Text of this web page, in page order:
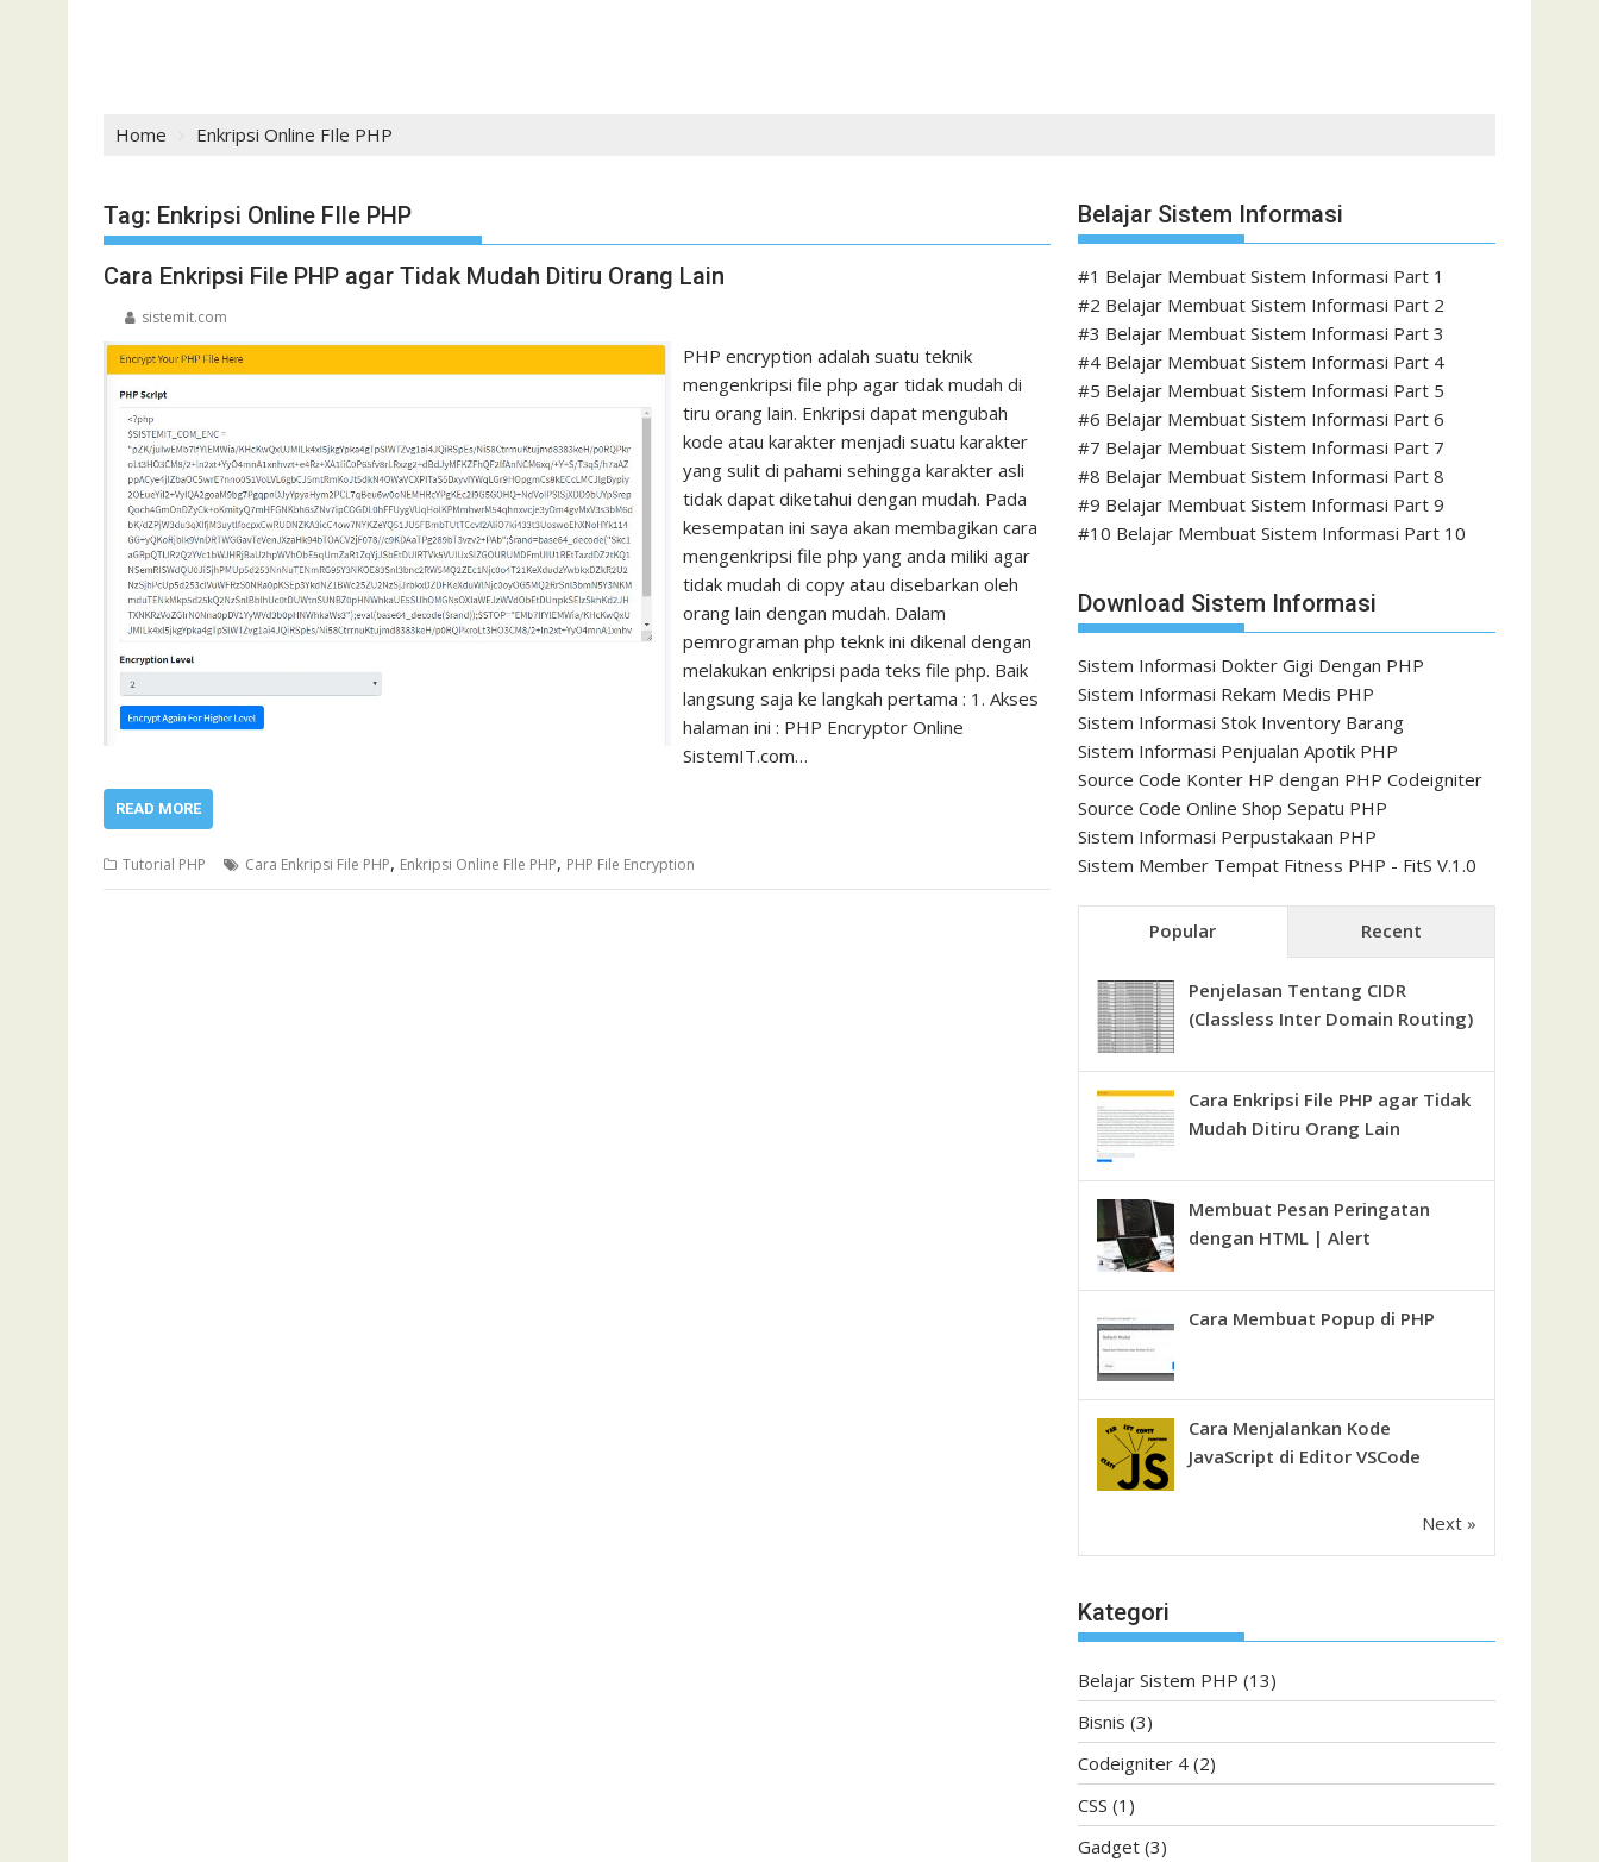
Home Enkripsi Online FIle PHP
Tag: Enkripsi Online FIle PHP
Cara Enkripsi File PHP agar Tidak Mudah Ditiru Orang Lain
sistemit.com
PHP encryption adalah suatu teknik
mengenkripsi file php agar tidak mudah di
tiru orang lain. Enkripsi dapat mengubah
kode atau karakter menjadi suatu karakter
yang sulit di pahami sehingga karakter asli
tidak dapat diketahui dengan mudah. Pada
kesempatan ini saya akan membagikan cara
mengenkripsi file php yang anda miliki agar
tidak mudah di copy atau disebarkan oleh
orang lain dengan mudah. Dalam
pemrograman php teknk ini dikenal dengan
melakukan enkripsi pada teks file php. Baik
langsung saja ke langkah pertama : 1. Akses
halaman ini : PHP Encryptor Online
SistemIT.com…
READ MORE
Tutorial PHP Cara Enkripsi File PHP, Enkripsi Online FIle PHP, PHP File Encryption
Belajar Sistem Informasi
#1 Belajar Membuat Sistem Informasi Part 1
#2 Belajar Membuat Sistem Informasi Part 2
#3 Belajar Membuat Sistem Informasi Part 3
#4 Belajar Membuat Sistem Informasi Part 4
#5 Belajar Membuat Sistem Informasi Part 5
#6 Belajar Membuat Sistem Informasi Part 6
#7 Belajar Membuat Sistem Informasi Part 7
#8 Belajar Membuat Sistem Informasi Part 8
#9 Belajar Membuat Sistem Informasi Part 9
#10 Belajar Membuat Sistem Informasi Part 10
Download Sistem Informasi
Sistem Informasi Dokter Gigi Dengan PHP
Sistem Informasi Rekam Medis PHP
Sistem Informasi Stok Inventory Barang
Sistem Informasi Penjualan Apotik PHP
Source Code Konter HP dengan PHP Codeigniter
Source Code Online Shop Sepatu PHP
Sistem Informasi Perpustakaan PHP
Sistem Member Tempat Fitness PHP - FitS V.1.0
Popular Recent
Penjelasan Tentang CIDR
(Classless Inter Domain Routing)
Cara Enkripsi File PHP agar Tidak
Mudah Ditiru Orang Lain
Membuat Pesan Peringatan
dengan HTML | Alert
Cara Membuat Popup di PHP
Cara Menjalankan Kode
JavaScript di Editor VSCode
Next »
Kategori
Belajar Sistem PHP (13)
Bisnis (3)
Codeigniter 4 (2)
CSS (1)
Gadget (3)